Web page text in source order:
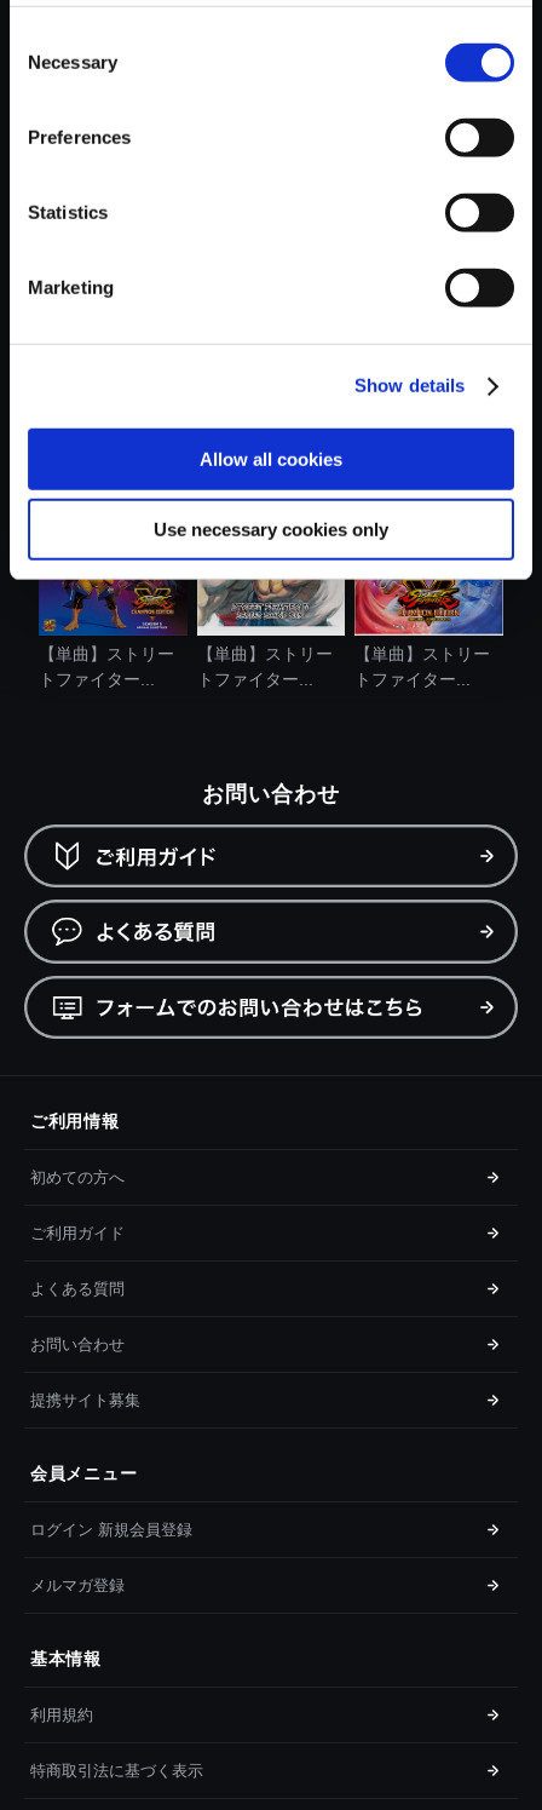
Selection
Necessary
Preferences
Statistics
Marketing
Show details
Allow all cookies
Use necessary cookies only
おすすめ商品
【単曲】ストリー
トファイター...
【単曲】ストリー
トファイター...
【単曲】ストリー
トファイター...
お問い合わせ
ご利用情報
初めての方へ
ご利用ガイド
よくある質問
お問い合わせ
提携サイト募集
会員メニュー
ログイン 新規会員登録
メルマガ登録
基本情報
利用規約
特商取引法に基づく表示